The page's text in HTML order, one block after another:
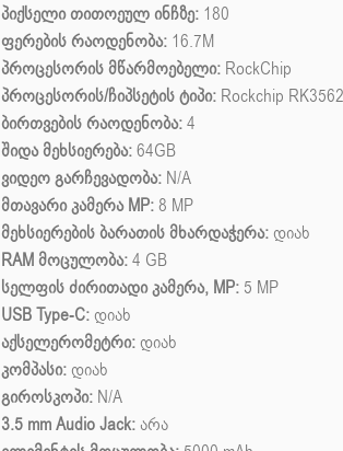
პიქსელი თითოეულ ინჩზე: 180
ფერების რაოდენობა: 16.7M
პროცესორის მწარმოებელი: RockChip
პროცესორის/ჩიპსეტის ტიპი: Rockchip RK3562
ბირთვების რაოდენობა:4
შიდა მეხსიერება:64GB
ვიდეო გარჩევადობა: N/A
მთავარი კამერა MP:8 MP
მეხსიერების ბარათის მხარდაჭერა: დიახ
RAM მოცულობა:4 GB
სელფის ძირითადი კამერა, MP: 5 MP
USB Type-C: დიახ
აქსელერომეტრი: დიახ
კომპასი: დიახ
გიროსკოპი: N/A
3.5 mm Audio Jack:არა